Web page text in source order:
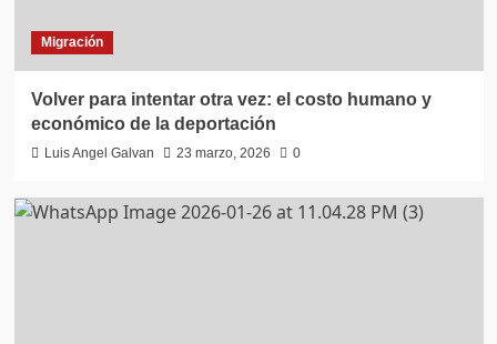
Migración
Volver para intentar otra vez: el costo humano y
económico de la deportación
Luis Angel Galvan 23 marzo, 2026 0